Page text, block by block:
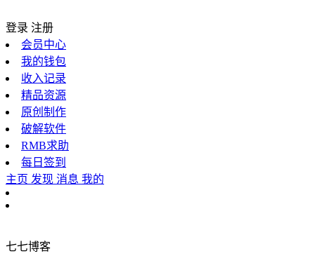
登录 注册
会员中心
我的钱包
收入记录
精品资源
原创制作
破解软件
RMB求助
每日签到
主页 发现 消息 我的
七七博客